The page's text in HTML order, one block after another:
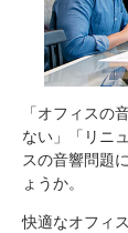
「オフィスの
ない」「リニ
スの音響問題
ょうか。
快適なオフィ